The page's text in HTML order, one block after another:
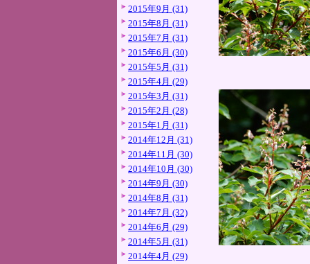
2015年9月 (31)
2015年8月 (31)
2015年7月 (31)
2015年6月 (30)
2015年5月 (31)
2015年4月 (29)
2015年3月 (31)
2015年2月 (28)
2015年1月 (31)
2014年12月 (31)
2014年11月 (30)
2014年10月 (30)
2014年9月 (30)
2014年8月 (31)
2014年7月 (32)
2014年6月 (29)
2014年5月 (31)
2014年4月 (29)